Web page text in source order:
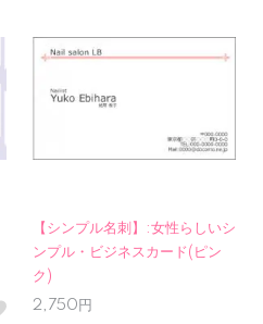
【シンプル名刺】:女性らしいシ
ンプル・ビジネスカード(ピン
ク)
2,750円